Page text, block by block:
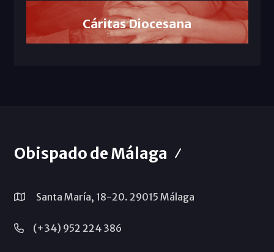
Cáritas Diocesana
Obispado de Málaga
Santa María, 18-20. 29015 Málaga
(+34) 952 224 386